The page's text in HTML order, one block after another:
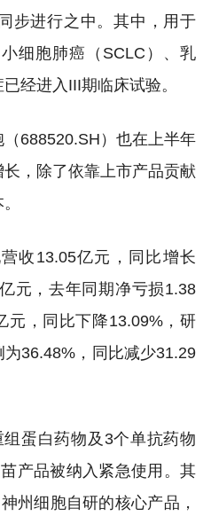
步进行之中。其中，用于
细胞肺癌（SCLC）、乳
经进入III期临床试验。
688520.SH）也在上半年
，除了依靠上市产品贡献
收13.05亿元，同比增长
元，去年同期净亏损1.38
元，同比下降13.09%，研
36.48%，同比减少31.29
蛋白药物及3个单抗药物
产品被纳入紧急使用。其
州细胞自研的核心产品，